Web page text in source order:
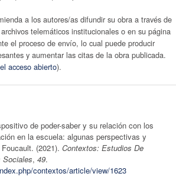
a los autores/as difundir su obra a través de
telemáticos institucionales o en su página
el proceso de envío, lo cual puede producir
y aumentar las citas de la obra publicada.
acceso abierto).
de poder-saber y su relación con los
en la escuela: algunas perspectivas y
(2021). Contextos: Estudios De
Sociales, 49.
contextos/article/view/1623